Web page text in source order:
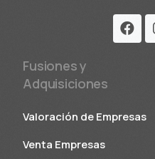
Fusiones y
Adquisiciones
Valoración de Empresas
Venta Empresas